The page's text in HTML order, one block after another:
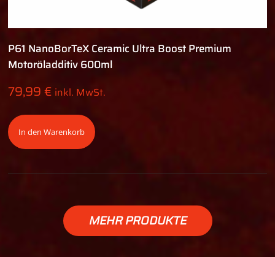
P61 NanoBorTeX Ceramic Ultra Boost Premium
Motoröladditiv 600ml
79,99€ inkl. MwSt.
In den Warenkorb
MEHR PRODUKTE